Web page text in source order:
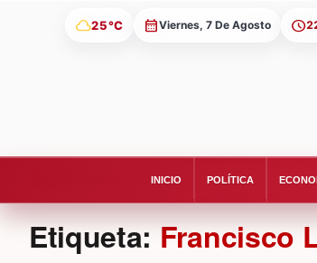
cloud25°C Viernes, 7 De Agosto
INICIO POLÍTICA
Etiqueta:Francisco